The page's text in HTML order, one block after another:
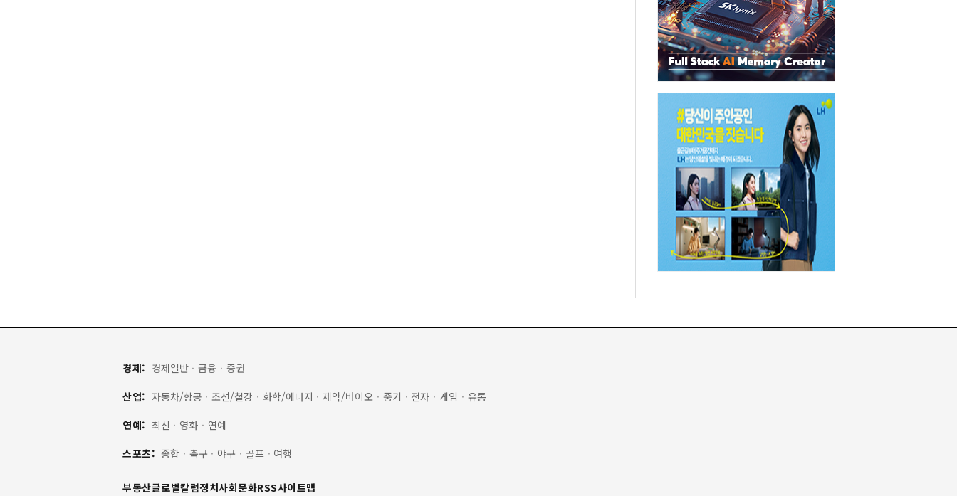
경제: 경제일반 · 금융 · 증권
산업: 자동차/항공 · 조선/철강 · 화학/에너지 · 제약/바이오 · 중기 · 전자 · 게임 · 유통
연예: 최신 · 영화 · 연예
스포츠: 종합 · 축구 · 야구 · 골프 · 여행
부동산글로벌칼럼정치사회문화RSS사이트맵